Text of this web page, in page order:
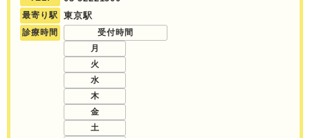
最寄り駅 東京駅
診療時間
受付時間
月
火
水
木
金
土